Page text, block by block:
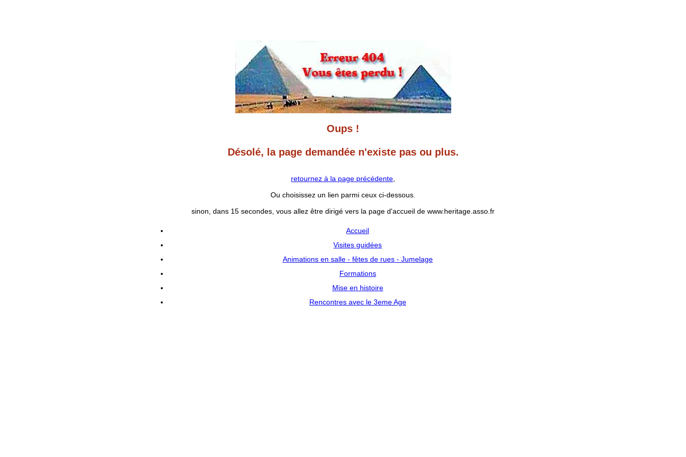
Oups !
Désolé, la page demandée n'existe pas ou plus.
retournez à la page précédente
Ou choisissez un lien parmi ceux ci-dessous.
sinon, dans 15 secondes, vous allez être dirigé vers la page d'accueil de www.heritage.asso.fr
Accueil
Visites guidées
Animations en salle - fêtes de rues - Jumelage
Formations
Mise en histoire
Rencontres avec le 3eme Age